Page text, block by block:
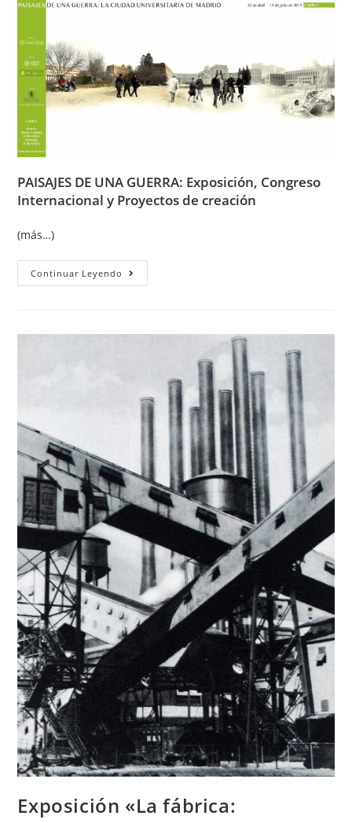
PAISAJES DE UNA GUERRA: Exposición, Congreso
Internacional y Proyectos de creación
(más…)
Continuar Leyendo
Exposición «La fábrica: